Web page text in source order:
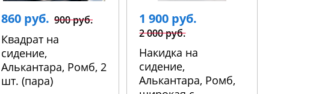
860 руб. 900 руб.
Квадрат на
сидение,
Алькантара, Ромб, 2
шт. (пара)
1 900 руб.
2 000 руб.
Накидка на
сидение,
Алькантара, Ромб,